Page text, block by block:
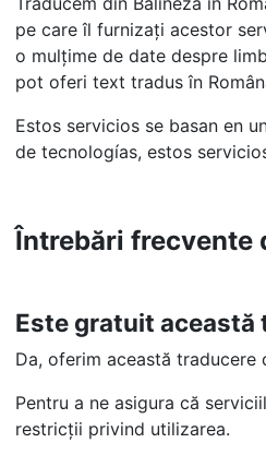
pe care îl furnizați acestor
o mulțime de date despre
pot oferi text tradus în
Estos servicios se basan en
de tecnologías, estos
Întrebări frecvente
Este gratuit această
Da, oferim această traducere
Pentru a ne asigura că
restricții privind utilizarea.